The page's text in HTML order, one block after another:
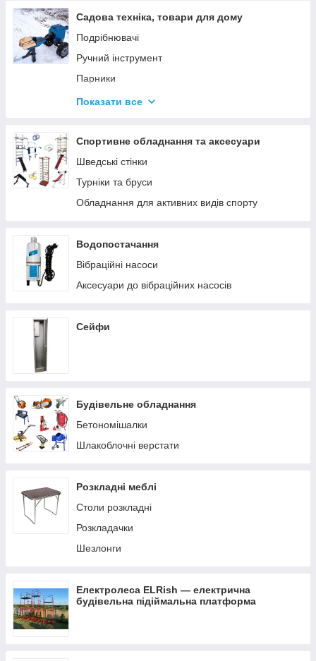
Дровоколи
Садова техніка, товари для дому
Подрібнювачі
Ручний інструмент
Парники
Термоси
Показати все
Спортивне обладнання та аксесуари
Шведські стінки
Турніки та бруси
Обладнання для активних видів спорту
Водопостачання
Вібраційні насоси
Аксесуари до вібраційних насосів
Сейфи
Будівельне обладнання
Бетономішалки
Шлакоблочні верстати
Розкладні меблі
Столи розкладні
Розкладачки
Шезлонги
Електролеса ELRish — електрична
будівельна підіймальна платформа